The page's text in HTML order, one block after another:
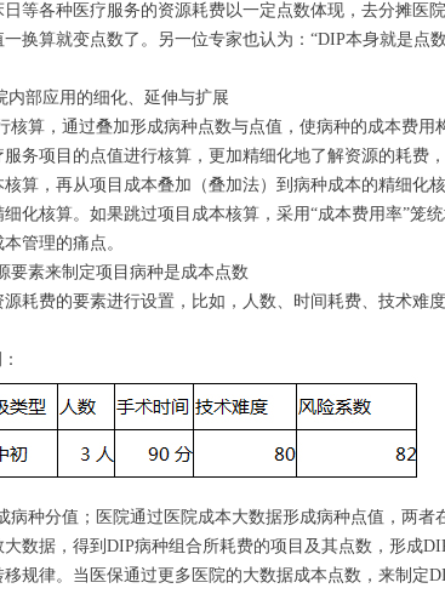
等各种医疗服务的资源耗费以一定点数体现，去分摊医
换算就变点数了。另一位专家也认为：“DIP本身就是点
内部应用的细化、延伸与扩展
核算，通过叠加形成病种点数与点值，使病种的成本费用
务项目的点值进行核算，更加精细化地了解资源的耗费
算，再从项目成本叠加（叠加法）到病种成本的精细化
化核算。如果跳过项目成本核算，采用“成本费用率”笼
管理的痛点。
要素来制定项目病种是成本点数
耗费的要素进行设置，比如，人数、时间耗费、技术难
病种分值；医院通过医院成本大数据形成病种点值，两者
数据，得到DIP病种组合所耗费的项目及其点数，形成
规律。当医保通过更多医院的大数据成本点数，来制定